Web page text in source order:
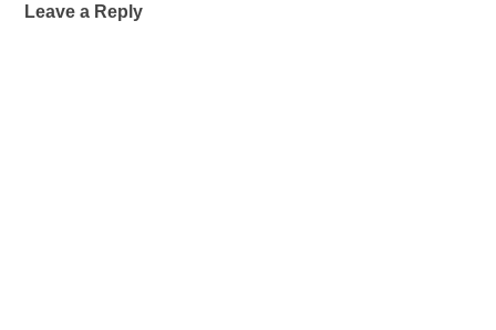
Leave a Reply